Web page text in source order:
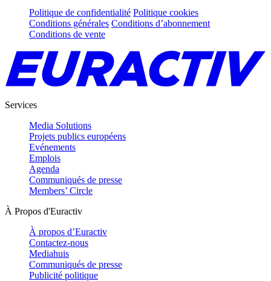
Politique de confidentialité Politique cookies
Conditions générales Conditions d’abonnement
Conditions de vente
Services
Media Solutions
Projets publics européens
Evénements
Emplois
Agenda
Communiqués de presse
Members’ Circle
À Propos d'Euractiv
À propos d’Euractiv
Contactez-nous
Mediahuis
Communiqués de presse
Publicité politique